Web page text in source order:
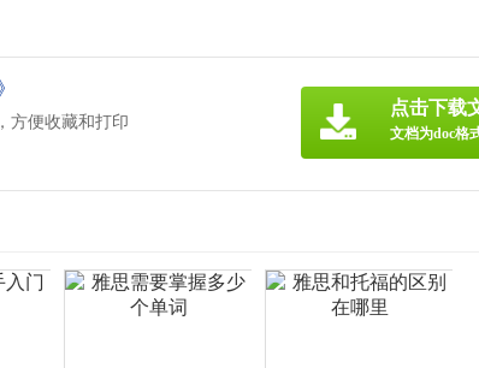
方便收藏和打印
点击下载
文档为doc格